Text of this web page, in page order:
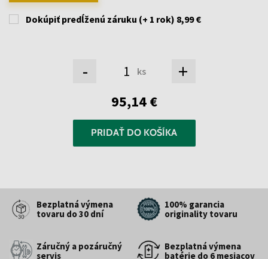
Dokúpiť predĺženú záruku (+ 1 rok) 8,99 €
- ks +
95,14 €
PRIDAŤ DO KOŠÍKA
Bezplatná výmena
tovaru do 30 dní
100% garancia
originality tovaru
Záručný a pozáručný
servis
Bezplatná výmena
batérie do 6 mesiacov